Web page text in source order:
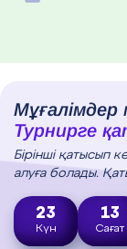
Мұғалімдер
Турнирге
Бірінші қатысып
алуға болады.
23
Күн
13
Сағат